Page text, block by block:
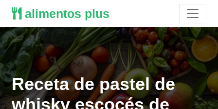
alimentos plus
Receta de pastel de
whisky escocés de